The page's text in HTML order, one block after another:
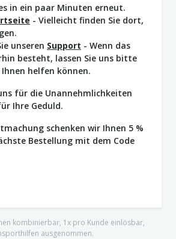
in ein paar Minuten erneut.
- Vielleicht finden Sie dort,
unseren Support - Wenn das
besteht, lassen Sie uns bitte
helfen können.
für die Unannehmlichkeiten
Ihre Geduld.
schenken wir Ihnen 5 %
Bestellung mit dem Code
kombinierbar, 1x pro Kunde einlösbar,
ausgenommen.